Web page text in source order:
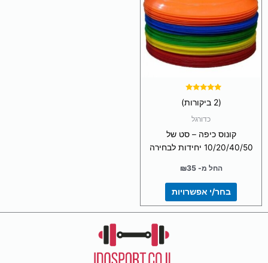
5.00
(2 ביקורות)
כדורגל
קונוס כיפה – סט של
10/20/40/50 יחידות לבחירה
החל מ- ₪35
בחר/י אפשרויות
סוגים.
ניתן
לבחור
את
האפשרויות